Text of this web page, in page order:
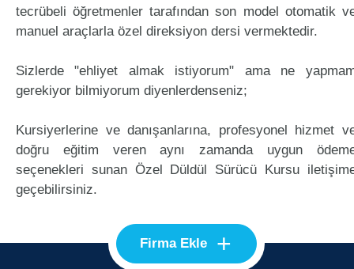
tecrübeli öğretmenler tarafından son model otomatik
manuel araçlarla özel direksiyon dersi vermektedir.
Sizlerde "ehliyet almak istiyorum" ama ne
gerekiyor bilmiyorum diyenlerdenseniz;
Kursiyerlerine ve danışanlarına, profesyonel hizmet
doğru eğitim veren aynı zamanda uygun
seçenekleri sunan Özel Düldül Sürücü Kursu
geçebilirsiniz.
Firma Ekle +